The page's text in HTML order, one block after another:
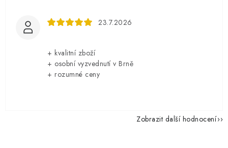
23.7.2026
+ kvalitní zboží
+ osobní vyzvednutí v Brně
+ rozumné ceny
Zobrazit další hodnocení